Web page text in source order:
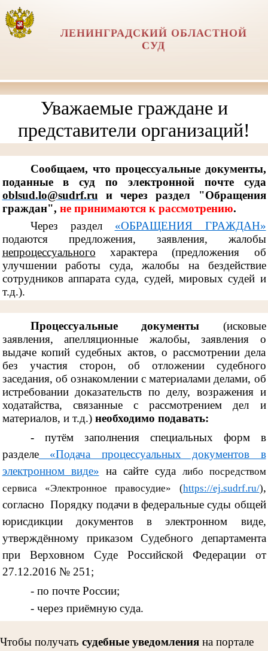
ЛЕНИНГРАДСКИЙ ОБЛАСТНОЙ
СУД
Уважаемые граждане и
представители организаций!
Сообщаем, что процессуальные документы,
поданные в суд по электронной почте суда
oblsud.lo@sudrf.ru и через раздел "Обращения
граждан", не принимаются к рассмотрению.
Через раздел «ОБРАЩЕНИЯ ГРАЖДАН»
подаются предложения, заявления, жалобы
непроцессуального характера (предложения об
улучшении работы суда, жалобы на бездействие
сотрудников аппарата суда, судей, мировых судей и
т.д.).
Процессуальные документы (исковые
заявления, апелляционные жалобы, заявления о
выдаче копий судебных актов, о рассмотрении дела
без участия сторон, об отложении судебного
заседания, об ознакомлении с материалами делами, об
истребовании доказательств по делу, возражения и
ходатайства, связанные с рассмотрением дел и
материалов, и т.д.)необходимо подавать:
- путём заполнения специальных форм в
разделе«Подача процессуальных документов в
электронном виде» на сайте суда либо посредством
сервиса «Электронное правосудие» (https://ej.sudrf.ru/),
согласно Порядку подачи в федеральные суды общей
юрисдикции документов в электронном виде,
утверждённому приказом Судебного департамента
при Верховном Суде Российской Федерации от
27.12.2016 № 251;
- по почте России;
- через приёмную суда.
Чтобы получать судебные уведомления на портале